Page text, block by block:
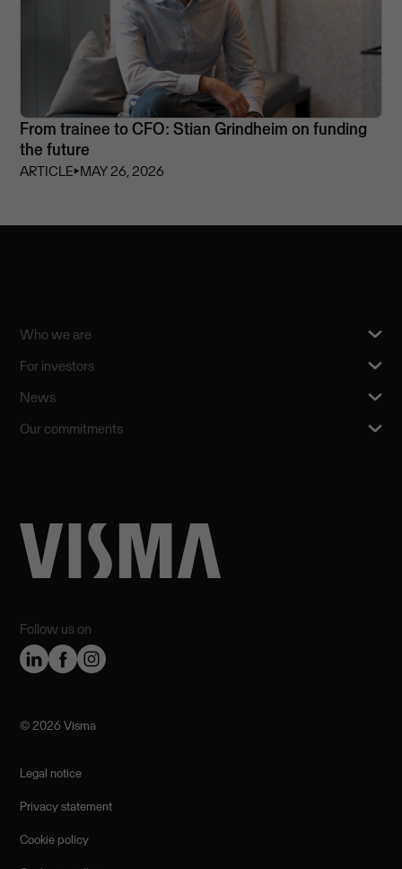
From trainee to CFO: Stian Grindheim on funding
the future
ARTICLE⏵MAY 26, 2026
Follow us on
Who we are
For investors
News
Our commitments
©️ 2026 Visma
Legal notice
Privacy statement
Cookie policy